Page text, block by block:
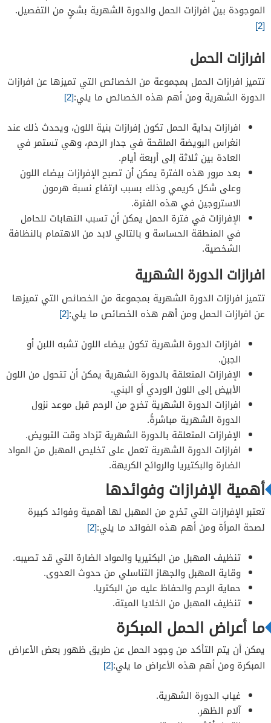
الموجودة بين افرازات الحمل والدورة الشهرية بشئٍ من التفصيل.
[2]
افرازات الحمل
تتميز افرازات الحمل بمجموعة من الخصائص التي تميزها عن افرازات
الدورة الشهرية ومن أهم هذه الخصائص ما يلي:[2]
افرازات بداية الحمل تكون إفرازات بنية اللون، ويحدث ذلك عند
انغراس البويضة الملقحة في جدار الرحم، وهي تستمر في
العادة بين ثلاثة إلى أربعة أيام.
بعد مرور هذه الفترة يمكن أن تصبح الإفرازات بيضاء اللون
وعلى شكل كريمي وذلك بسبب ارتفاع نسبة هرمون
الاستروجين في هذه الفترة.
الإفرازات في فترة الحمل يمكن أن تسبب التهابات للحامل
في المنطقة الحساسة و بالتالي لابد من الاهتمام بالنظافة
الشخصية.
افرازات الدورة الشهرية
تتميز افرازات الدورة الشهرية بمجموعة من الخصائص التي تميزها
عن افرازات الحمل ومن أهم هذه الخصائص ما يلي:[2]
افرازات الدورة الشهرية تكون بيضاء اللون تشبه اللبن أو
الجبن.
الإفرازات المتعلقة بالدورة الشهرية يمكن أن تتحول من اللون
الأبيض إلى اللون الوردي أو البني.
افرازات الدورة الشهرية تخرج من الرحم قبل موعد نزول
الدورة الشهرية مباشرةً.
الإفرازات المتعلقة بالدورة الشهرية تزداد وقت التبويض.
افرازات الدورة الشهرية تعمل على تخليص المهبل من المواد
الضارة والبكتيريا والروائح الكريهة.
أهمية الإفرازات وفوائدها
تعتبر الإفرازات التي تخرج من المهبل لها أهمية وفوائد كبيرة
لصحة المرأة ومن أهم هذه الفوائد ما يلي:[2]
تنظيف المهبل من البكتيريا والمواد الضارة التي قد تصيبه.
وقاية المهبل والجهاز التناسلي من حدوث العدوى.
حماية الرحم والحفاظ عليه من البكتريا.
تنظيف المهبل من الخلايا الميتة.
ما أعراض الحمل المبكرة
يمكن أن يتم التأكد من وجود الحمل عن طريق ظهور بعض الأعراض
المبكرة ومن أهم هذه الأعراض ما يلي:[2]
غياب الدورة الشهرية.
آلام الظهر.